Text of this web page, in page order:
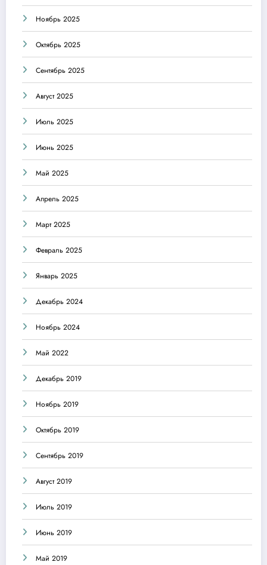
Ноябрь 2025
Октябрь 2025
Сентябрь 2025
Август 2025
Июль 2025
Июнь 2025
Май 2025
Апрель 2025
Март 2025
Февраль 2025
Январь 2025
Декабрь 2024
Ноябрь 2024
Май 2022
Декабрь 2019
Ноябрь 2019
Октябрь 2019
Сентябрь 2019
Август 2019
Июль 2019
Июнь 2019
Май 2019